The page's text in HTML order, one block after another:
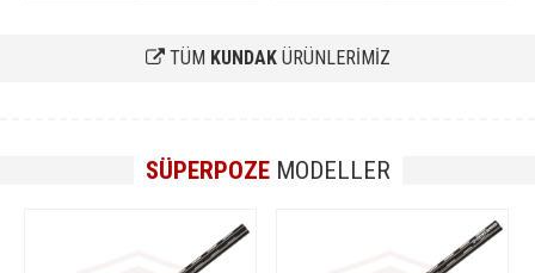
TÜM KUNDAKÜRÜNLERİMİZ
SÜPERPOZEMODELLER